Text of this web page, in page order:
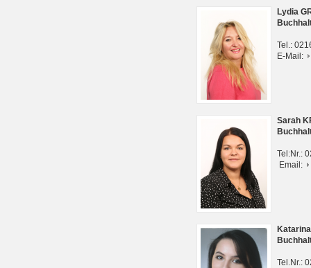
Lydia
Tel.:
E-Mail:
Sarah
Tel:Nr.:
Email:
Tel.Nr.: